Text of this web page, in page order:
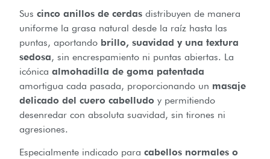
Sus cinco anillos de cerdas distribuyen de manera
uniforme la grasa natural desde la raíz hasta las
puntas, aportando brillo, suavidad y una textura
sedosa, sin encrespamiento ni puntas abiertas. La
icónica almohadilla de goma patentada
amortigua cada pasada, proporcionando un masaje
delicado del cuero cabelludo y permitiendo
desenredar con absoluta suavidad, sin tirones ni
agresiones.
Especialmente indicado para cabellos normales o